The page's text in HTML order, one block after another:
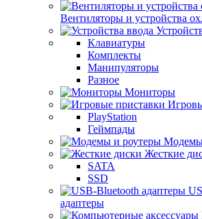
Вентиляторы и устройства
Клавиатуры
Комплекты
Манипуляторы
Разное
Мониторы
PlayStation
Геймпады
Жесткие
SATA
SSD
адаптеры